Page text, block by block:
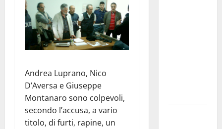
Andrea Luprano, Nico
D’Aversa e Giuseppe
Montanaro sono colpevoli,
secondo l’accusa, a vario
titolo, di furti, rapine, un